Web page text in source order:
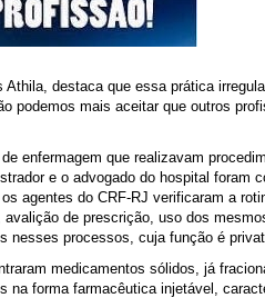
destaca que essa prática
podemos mais aceitar que outros
enfermagem que realizavam
e o advogado do hospital foram
agentes do CRF-RJ verificaram a
de prescrição, uso dos
nesses processos, cuja função é
medicamentos sólidos, já
na forma farmacêutica injetável,